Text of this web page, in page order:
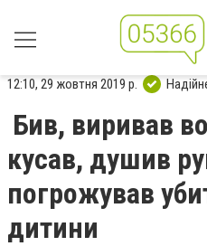
12:10, 29 жовтня 2019 р.
Бив, виривав
кусав, душив
погрожував
дитини